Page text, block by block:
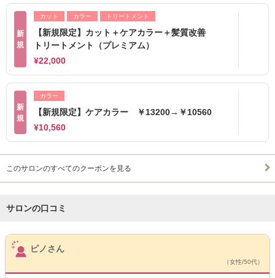
新
規
カット カラー トリートメント
【新規限定】カット＋ケアカラー＋髪質改善
トリートメント（プレミアム）
¥22,000
新
規
カラー
【新規限定】ケアカラー ￥13200→￥10560
¥10,560
このサロンのすべてのクーポンを見る
サロンの口コミ
サロンPick Up
ピノさん
（女性/50代）